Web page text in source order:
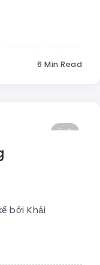
6 Min Read
4
bởi Khải